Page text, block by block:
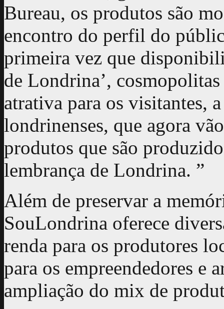
Bureau, os produtos são
encontro do perfil do
primeira vez que
de Londrina’,
atrativa para os visitantes,
londrinenses, que agora
produtos que são
lembrança de Londrina. ”
Além de preservar a
SouLondrina oferece
renda para os produtores
para os empreendedores e
ampliação do mix de